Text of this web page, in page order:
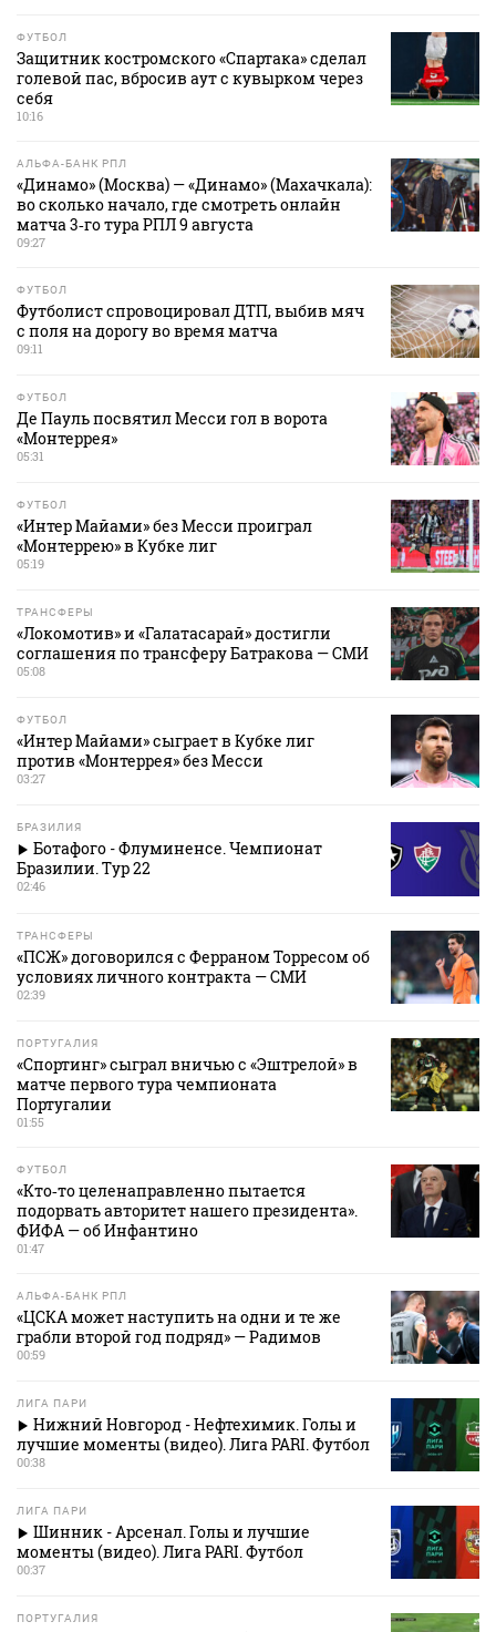
ФУТБОЛ
Защитник костромского «Спартака» сделал
голевой пас, вбросив аут с кувырком через
себя
10:16
АЛЬФА-БАНК РПЛ
«Динамо» (Москва) — «Динамо» (Махачкала):
во сколько начало, где смотреть онлайн
матча 3‑го тура РПЛ 9 августа
09:27
ФУТБОЛ
Футболист спровоцировал ДТП, выбив мяч
с поля на дорогу во время матча
09:11
ФУТБОЛ
Де Пауль посвятил Месси гол в ворота
«Монтеррея»
05:31
ФУТБОЛ
«Интер Майами» без Месси проиграл
«Монтеррею» в Кубке лиг
05:19
ТРАНСФЕРЫ
«Локомотив» и «Галатасарай» достигли
соглашения по трансферу Батракова — СМИ
05:08
ФУТБОЛ
«Интер Майами» сыграет в Кубке лиг
против «Монтеррея» без Месси
03:27
БРАЗИЛИЯ
Ботафого - Флуминенсе. Чемпионат
Бразилии. Тур 22
02:46
ТРАНСФЕРЫ
«ПСЖ» договорился с Ферраном Торресом об
условиях личного контракта — СМИ
02:39
ПОРТУГАЛИЯ
«Спортинг» сыграл вничью с «Эштрелой» в
матче первого тура чемпионата
Португалии
01:55
ФУТБОЛ
«Кто‑то целенаправленно пытается
подорвать авторитет нашего президента».
ФИФА — об Инфантино
01:47
АЛЬФА-БАНК РПЛ
«ЦСКА может наступить на одни и те же
грабли второй год подряд» — Радимов
00:59
ЛИГА ПАРИ
Нижний Новгород - Нефтехимик. Голы и
лучшие моменты (видео). Лига PARI. Футбол
00:38
ЛИГА ПАРИ
Шинник - Арсенал. Голы и лучшие
моменты (видео). Лига PARI. Футбол
00:37
ПОРТУГАЛИЯ